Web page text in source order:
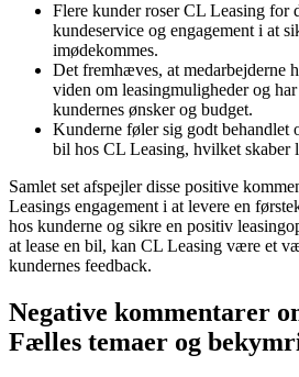
Flere kunder roser CL Leasing for
kundeservice og engagement i at
imødekommes.
Det fremhæves, at medarbejderne
viden om leasingmuligheder og
kundernes ønsker og budget.
Kunderne føler sig godt behandlet
bil hos CL Leasing, hvilket skaber
Samlet set afspejler disse positive
Leasings engagement i at levere en
hos kunderne og sikre en positiv
at lease en bil, kan CL Leasing være et
kundernes feedback.
Negative kommentarer
Fælles temaer og